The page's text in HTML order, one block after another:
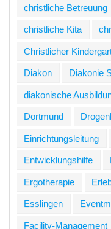
christliche Betreuung
christliche Kita
Christlicher
Diakon Diakonie
diakonische
Dortmund
Einrichtungsleitung
Entwicklungshilfe
Ergotherapie
Esslingen
Facility-Management